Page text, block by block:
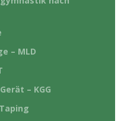
– MLD
– KGG